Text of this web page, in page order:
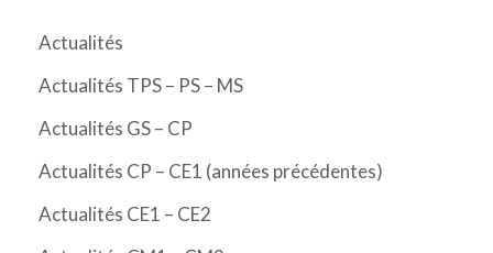
Actualités
Actualités TPS – PS – MS
Actualités GS – CP
Actualités CP – CE1 (années précédentes)
Actualités CE1 – CE2